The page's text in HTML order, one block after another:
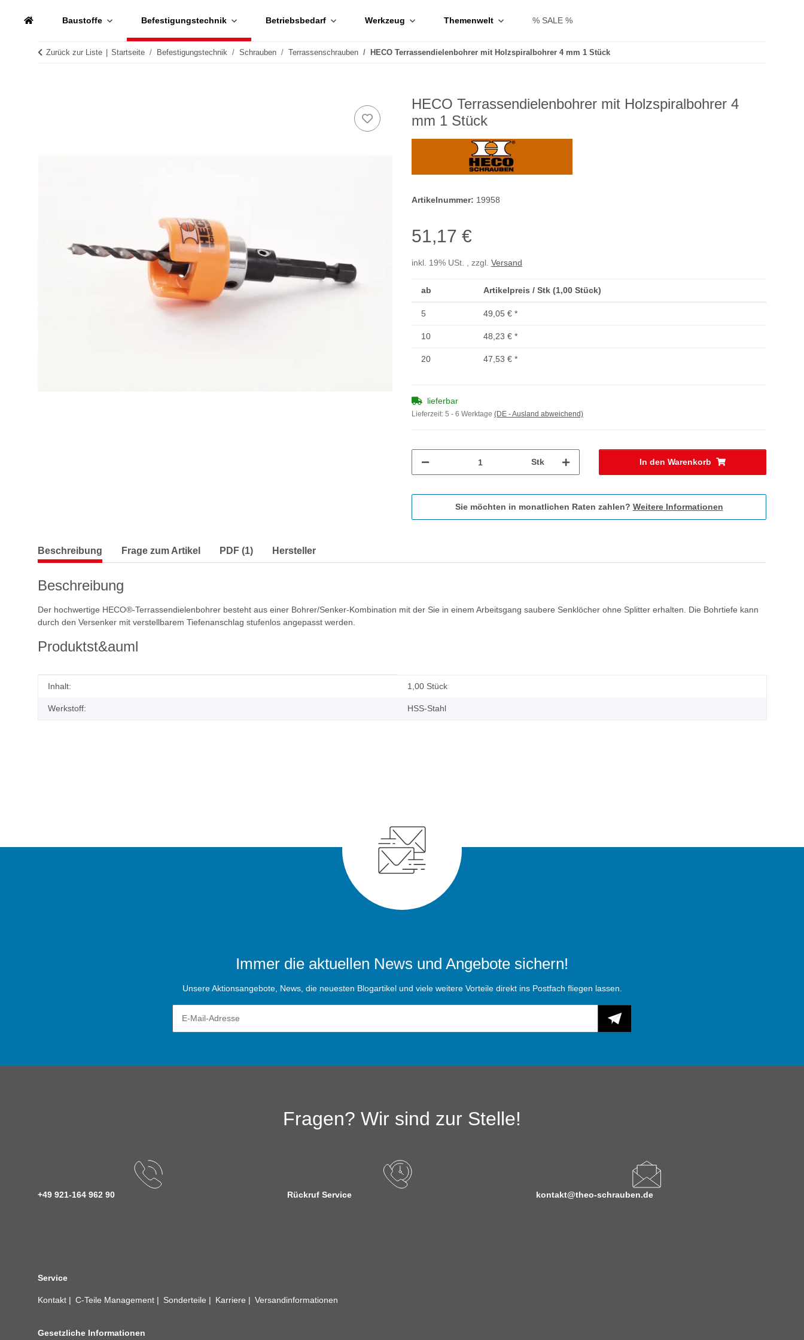
Baustoffe Befestigungstechnik Betriebsbedarf Werkzeug Themenwelt % SALE %
Zurück zur Liste Startseite Befestigungstechnik Schrauben Terrassenschrauben HECO Terrassendielenbohrer mit Holzspiralbohrer 4 mm 1 Stück
HECO Terrassendielenbohrer mit Holzspiralbohrer 4
mm 1 Stück
Artikelnummer: 19958
51,17 €
inkl. 19% USt. , zzgl. Versand
ab Artikelpreis / Stk (1,00 Stück)
5 49,05 € *
10 48,23 € *
20 47,53 € *
lieferbar
Lieferzeit: 5 - 6 Werktage (DE - Ausland abweichend)
Stk In den Warenkorb
Sie möchten in monatlichen Raten zahlen? Weitere Informationen
Beschreibung Frage zum Artikel PDF (1) Hersteller
Beschreibung
Der hochwertige HECO®-Terrassendielenbohrer besteht aus einer Bohrer/Senker-Kombination mit der Sie in einem Arbeitsgang saubere Senklöcher ohne Splitter erhalten. Die Bohrtiefe kann
durch den Versenker mit verstellbarem Tiefenanschlag stufenlos angepasst werden.
Produktst&auml
Produkteigenschaft
Wert
Inhalt: 1,00 Stück
Werkstoff: HSS-Stahl
Immer die aktuellen News und Angebote sichern!
Unsere Aktionsangebote, News, die neuesten Blogartikel und viele weitere Vorteile direkt ins Postfach fliegen lassen.
Fragen? Wir sind zur Stelle!
+49 921-164 962 90 Rückruf Service kontakt@theo-schrauben.de
Service
Kontakt C-Teile Management Sonderteile Karriere Versandinformationen
Gesetzliche Informationen